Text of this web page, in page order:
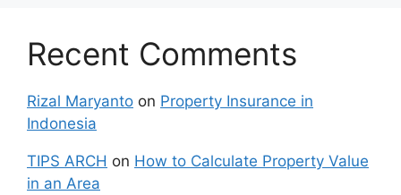
Recent Comments
Rizal Maryanto on Property Insurance in
Indonesia
TIPS ARCH on How to Calculate Property Value
in an Area